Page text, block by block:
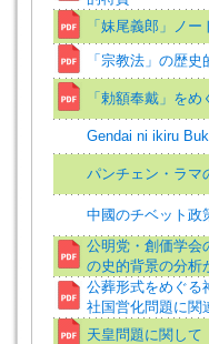
「妹尾義郎」ノー
「宗教法」の歴
「勅額奉戴」を
Gendai ni ikiru
パンチェン・ラマ
中國のチベット政
公明党・創価学
の史的背景の分析
公葬形式をめぐ
社国営化問題に関
天皇問題に関して